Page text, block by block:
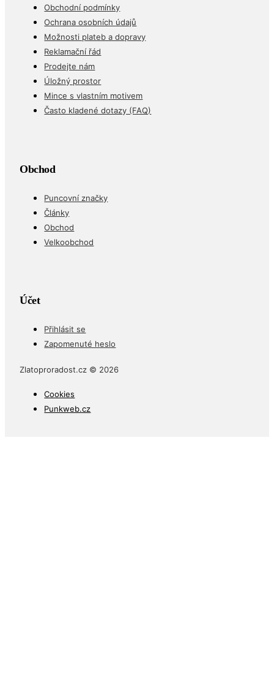
Obchodní podmínky
Ochrana osobních údajů
Možnosti plateb a dopravy
Reklamační řád
Prodejte nám
Úložný prostor
Mince s vlastním motivem
Často kladené dotazy (FAQ)
Obchod
Puncovní značky
Články
Obchod
Velkoobchod
Účet
Přihlásit se
Zapomenuté heslo
Zlatoproradost.cz © 2026
Cookies
Punkweb.cz